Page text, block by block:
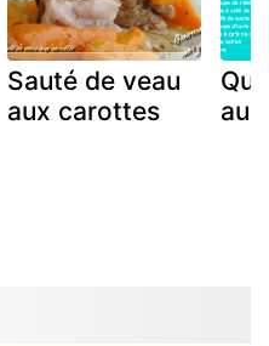
Sauté de veau
aux carottes